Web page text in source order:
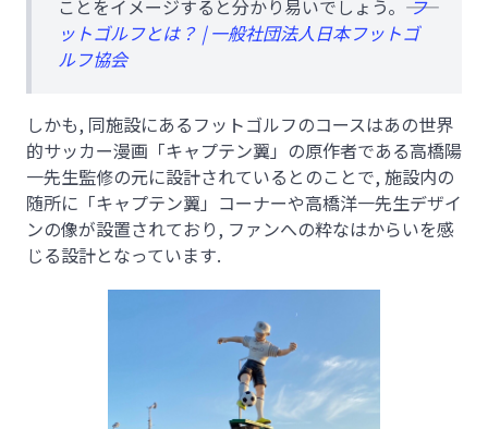
ことをイメージすると分かり易いでしょう。――フ
ットゴルフとは？ | 一般社団法人日本フットゴ
ルフ協会
しかも, 同施設にあるフットゴルフのコースはあの世界
的サッカー漫画「キャプテン翼」の原作者である高橋陽
一先生監修の元に設計されているとのことで, 施設内の
随所に「キャプテン翼」コーナーや高橋洋一先生デザイ
ンの像が設置されており, ファンへの粋なはからいを感
じる設計となっています.